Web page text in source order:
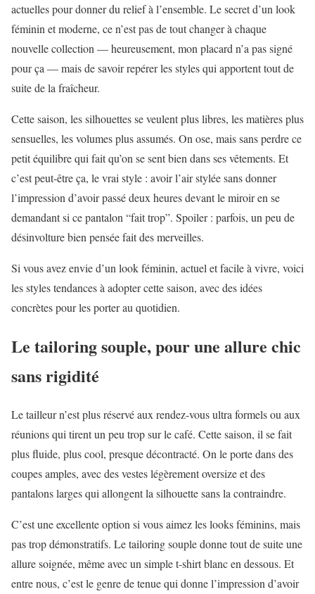
actuelles pour donner du relief à l’ensemble. Le secret d’un look
féminin et moderne, ce n’est pas de tout changer à chaque
nouvelle collection — heureusement, mon placard n’a pas signé
pour ça — mais de savoir repérer les styles qui apportent tout de
suite de la fraîcheur.
Cette saison, les silhouettes se veulent plus libres, les matières plus
sensuelles, les volumes plus assumés. On ose, mais sans perdre ce
petit équilibre qui fait qu’on se sent bien dans ses vêtements. Et
c’est peut-être ça, le vrai style : avoir l’air stylée sans donner
l’impression d’avoir passé deux heures devant le miroir en se
demandant si ce pantalon “fait trop”. Spoiler : parfois, un peu de
désinvolture bien pensée fait des merveilles.
Si vous avez envie d’un look féminin, actuel et facile à vivre, voici
les styles tendances à adopter cette saison, avec des idées
concrètes pour les porter au quotidien.
Le tailoring souple, pour une allure chic
sans rigidité
Le tailleur n’est plus réservé aux rendez-vous ultra formels ou aux
réunions qui tirent un peu trop sur le café. Cette saison, il se fait
plus fluide, plus cool, presque décontracté. On le porte dans des
coupes amples, avec des vestes légèrement oversize et des
pantalons larges qui allongent la silhouette sans la contraindre.
C’est une excellente option si vous aimez les looks féminins, mais
pas trop démonstratifs. Le tailoring souple donne tout de suite une
allure soignée, même avec un simple t-shirt blanc en dessous. Et
entre nous, c’est le genre de tenue qui donne l’impression d’avoir